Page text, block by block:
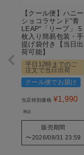
【クール便】ハニー
ショコラサンド"青
LEAP"「リープ」 5
枚入り簡易包装・手
提げ袋付き【当日出
荷可能】
平日12時までのご
注文で当日出荷
クール便でお届け
当店特別価格 ¥1,990
税込
販売期間
〜2026/08/31 23:59